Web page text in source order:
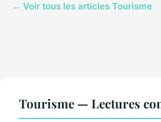
← Voir tous les articles Tourisme
Tourisme — Lectures